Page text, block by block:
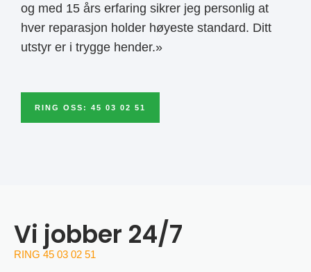
og med 15 års erfaring sikrer jeg personlig at
hver reparasjon holder høyeste standard. Ditt
utstyr er i trygge hender.»
RING OSS: 45 03 02 51
Vi jobber 24/7
RING 45 03 02 51